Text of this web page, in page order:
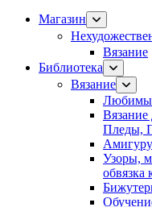
Магазин
Вязание
Библиотека
Вязание
Вязание
Пледы,
Узоры,
обвязка